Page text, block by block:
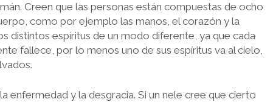
Creen que las personas están compuestas de ocho
como por ejemplo las ma­nos, el corazón y la
distintos espíritus de un modo diferente, ya que cada
fallece, por lo menos uno de sus espíritus va al cielo,
enferme­dad y la desgracia. Si un nele cree que cierto